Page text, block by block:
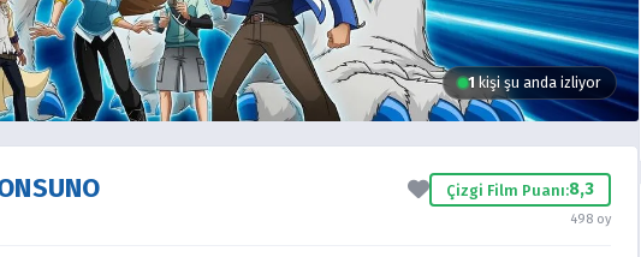
1kişi şu anda izliyor
Çizgi Film Puanı:8,3
498 oy